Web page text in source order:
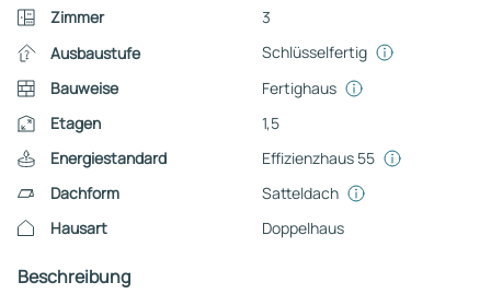
Zimmer
3
Ausbaustufe
Schlüsselfertig
Bauweise
Fertighaus
Etagen
1,5
Energiestandard
Effizienzhaus 55
Dachform
Satteldach
Hausart
Doppelhaus
Beschreibung